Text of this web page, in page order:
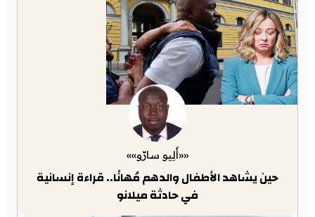
««أَلِيو سارّو»»
حين يشاهد الأطفال والدهم مُهانًا.. قراءة إنسانية
في حادثة ميلانو